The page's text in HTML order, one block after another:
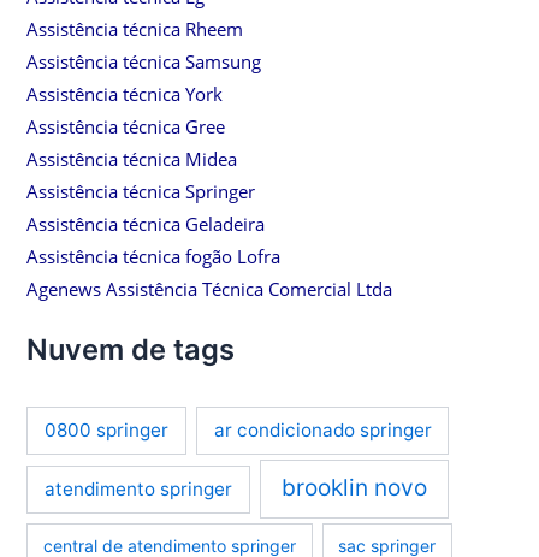
Assistência técnica Rheem
Assistência técnica Samsung
Assistência técnica York
Assistência técnica Gree
Assistência técnica Midea
Assistência técnica Springer
Assistência técnica Geladeira
Assistência técnica fogão Lofra
Agenews Assistência Técnica Comercial Ltda
Nuvem de tags
0800 springer ar condicionado springer
atendimento springer brooklin novo
central de atendimento springer sac springer